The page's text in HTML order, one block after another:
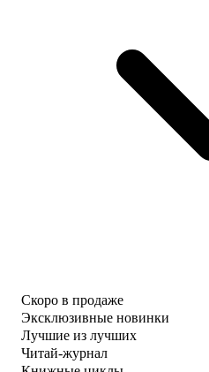
Скоро в продаже
Эксклюзивные новинки
Лучшие из лучших
Читай-журнал